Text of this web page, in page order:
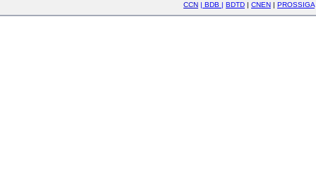
CCN | BDB | BDTD | CNEN | PROSSIGA